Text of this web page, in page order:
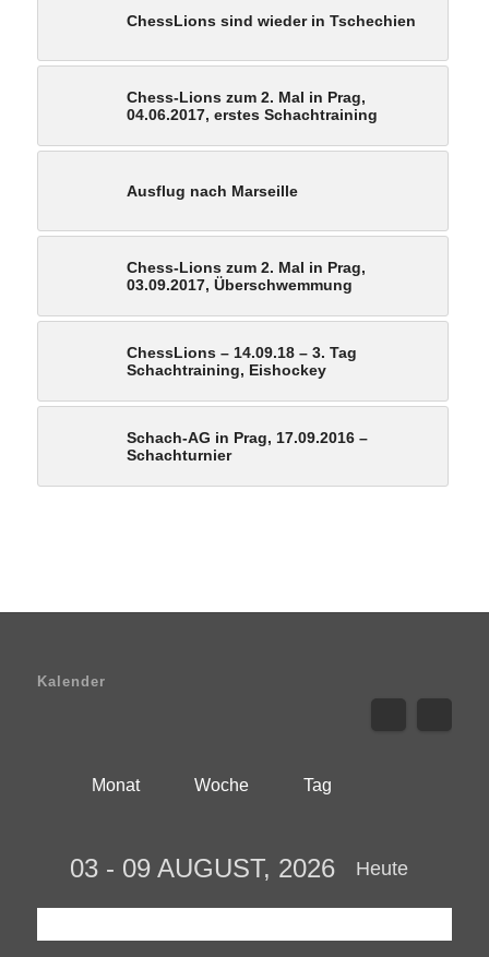
ChessLions sind wieder in Tschechien
Chess-Lions zum 2. Mal in Prag,
04.06.2017, erstes Schachtraining
Ausflug nach Marseille
Chess-Lions zum 2. Mal in Prag,
03.09.2017, Überschwemmung
ChessLions – 14.09.18 – 3. Tag
Schachtraining, Eishockey
Schach-AG in Prag, 17.09.2016 –
Schachturnier
Kalender
Monat Woche Tag
Heute
03 - 09 AUGUST, 2026